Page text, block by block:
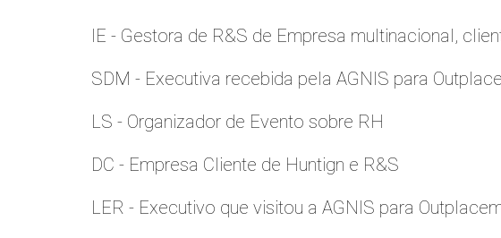
IE - Gestora de R&S de Empresa multinacional,
SDM - Executiva recebida pela AGNIS para
LS - Organizador de Evento sobre RH
DC - Empresa Cliente de Huntign e R&S
LER - Executivo que visitou a AGNIS para